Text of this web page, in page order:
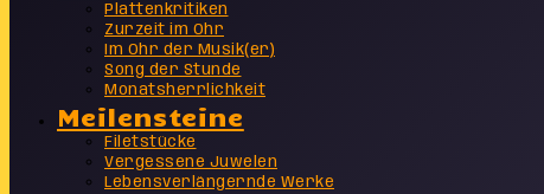
Plattenkritiken
Zurzeit im Ohr
Im Ohr der Musik(er)
Song der Stunde
Monatsherrlichkeit
Meilensteine
Filetstücke
Vergessene Juwelen
Lebensverlängernde Werke